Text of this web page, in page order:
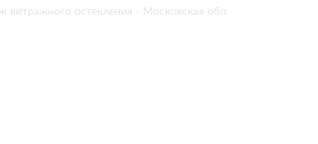
витражного остекления - Московская обл.